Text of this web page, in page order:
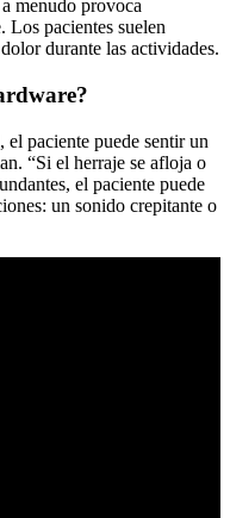
menudo provoca
Los pacientes suelen
durante las actividades.
paciente puede sentir un
“Si el herraje se afloja o
el paciente puede
un sonido crepitante o